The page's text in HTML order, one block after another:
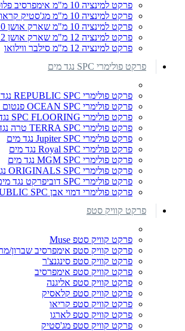
פרקט למינציה 10 מ"מ אימפרסיב פלוס
פרקט למינציה 10 מ"מ מג'סטיק קראון
פרקט למינציה 10 מ"מ שארק אושן 10
פרקט למינציה 12 מ"מ שארק אושן 12
פרקט למינציה 12 מ"מ סילבר ווילואו
פרקט פולימרי SPC נגד מים
פרקט פולימרי REPUBLIC SPC נגד מים
פרקט פולימרי OCEAN SPC פנטום נגד מים
פרקט פולימרי SPC FLOORING נגד מים
פרקט פולימרי TERRA SPC טרה נגד מים
פרקט פולימרי Jupiter SPC נגד מים
פרקט פולימרי Royal SPC נגד מים
פרקט פולימרי MGM SPC נגד מים
פרקט פולימרי ORIGINALS SPC נגד מים
פרקט פולימרי SPC דוביפרקט נגד מים
פרקט פולימרי דמוי אבן REPUBLIC SPC נגד מים
פרקט קוויק סטפ
פרקט קוויק סטפ Muse
פרקט קוויק סטפ אימפרסיב שברון/
פרקט קוויק סטפ סינגנצ'ר
פרקט קוויק סטפ אימפרסיב
פרקט קוויק סטפ אליגנה
פרקט קוויק סטפ קלאסיק
פרקט קוויק סטפ קריאו
פרקט קוויק סטפ לארגו
פרקט קוויק סטפ מג'סטיק